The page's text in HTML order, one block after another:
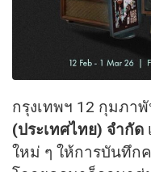
กรุงเทพฯ 12 กุมภา
(ประเทศไทย) จำกัด
ใหม่ ๆ ให้การบันทึก